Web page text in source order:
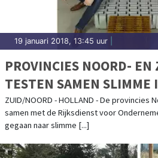
19 januari 2018, 13:45 uur
PROVINCIES NOORD-
TESTEN SAMEN SLIMME
TEGEN
ZUID/NOORD - HOLLAND - De provincies
samen met de Rijksdienst voor
gegaan naar slimme [...]